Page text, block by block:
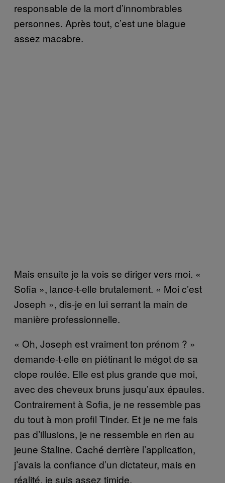
responsable de la mort d’innombrables
personnes. Après tout, c’est une blague
assez macabre.
Mais ensuite je la vois se diriger vers moi. «
Sofia », lance-t-elle brutalement. « Moi c’est
Joseph », dis-je en lui serrant la main de
manière professionnelle.
« Oh, Joseph est vraiment ton prénom ? »
demande-t-elle en piétinant le mégot de sa
clope roulée. Elle est plus grande que moi,
avec des cheveux bruns jusqu’aux épaules.
Contrairement à Sofia, je ne ressemble pas
du tout à mon profil Tinder. Et je ne me fais
pas d’illusions, je ne ressemble en rien au
jeune Staline. Caché derrière l’application,
j’avais la confiance d’un dictateur, mais en
réalité, je suis assez timide.